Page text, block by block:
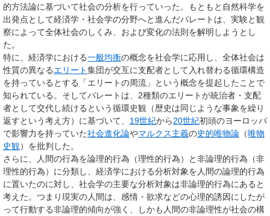
的方法論に基づいて社会の分析を行っていった。もともと自然科学を
出発点として経済学・社会学の分野へと進んだパレートは、実験と観
察によって全体社会のしくみ、および変化の法則を解明しようとし
た。
特に、経済学における一般均衡の概念を社会学に応用し、全体社会は
性質の異なるエリート集団が交互に支配者として入れ替わる循環構造
を持っているとする「エリートの周流」という概念を提起したことで
知られている。そしてパレートは、2種類のエリートが統治者・支配
者として交代し続けるという循環史観（歴史は同じような事象を繰り
返すという考え方）に基づいて、 19世紀から20世紀初頭のヨーロッパ
で影響力を持っていた社会進化論やマルクス主義の史的唯物論 （唯物
史観 ）を批判した。
さらに、人間の行為を論理的行為 （理性的行為）と非論理的行為 （非
理性的行為）に分類し、経済学における分析対象を人間の論理的行為
に置いたのに対し、社会学の主要な分析対象は非論理的行為にあると
考えた。つまり現実の人間は、感情・欲求などの心理的誘因にしたが
って行動する非論理的傾向が強く、しかも人間の非論理性が社会の構